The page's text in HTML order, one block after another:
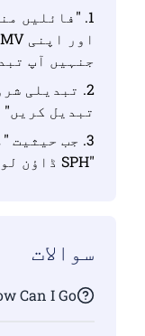
1. "فائلیں
جنہیں آپ
تبدیل کریں"
3. جب حیثیت
"SPH ڈاؤن لوڈ کریں" بٹن پر کلک کریں۔
سوالات
Can I Go?